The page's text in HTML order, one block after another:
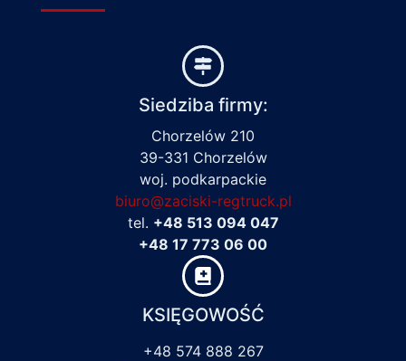
Siedziba firmy:
Chorzelów 210
39-331 Chorzelów
woj. podkarpackie
biuro@zaciski-regtruck.pl
tel. +48 513 094 047
+48 17 773 06 00
KSIĘGOWOŚĆ
+48 574 888 267